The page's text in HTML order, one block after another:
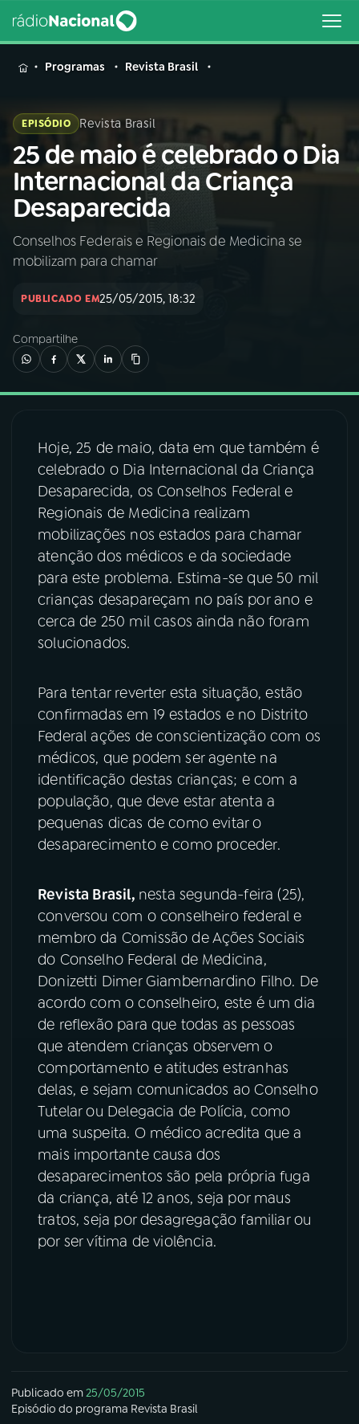
MENU
Buscar
na
Rádio
Nacional
Buscar
AO VIVO
INÍCIO
02A RÁDIO
03PROGRAMAÇÃO
04PROGRAMAS
PODCASTS
06VIDEOCASTS
ÚLTIMAS
ACOMPANHE A RÁDIO NACIONAL
YouTube
TikTok
Programas Revista Brasil
EPISÓDIO Revista Brasil
25 de maio é celebrado o Dia
Internacional da Criança
Desaparecida
Conselhos Federais e Regionais de Medicina se
mobilizam para chamar
PUBLICADO EM25/05/2015, 18:32
Compartilhe
Hoje, 25 de maio, data em que também é
celebrado o Dia Internacional da Criança
Desaparecida, os Conselhos Federal e
Regionais de Medicina realizam
mobilizações nos estados para chamar
atenção dos médicos e da sociedade
para este problema. Estima-se que 50 mil
crianças desapareçam no país por ano e
cerca de 250 mil casos ainda não foram
solucionados.
Para tentar reverter esta situação, estão
confirmadas em 19 estados e no Distrito
Federal ações de conscientização com os
médicos, que podem ser agente na
identificação destas crianças; e com a
população, que deve estar atenta a
pequenas dicas de como evitar o
desaparecimento e como proceder.
Revista Brasil, nesta segunda-feira (25),
conversou com o conselheiro federal e
membro da Comissão de Ações Sociais
do Conselho Federal de Medicina,
Donizetti Dimer Giambernardino Filho. De
acordo com o conselheiro, este é um dia
de reflexão para que todas as pessoas
que atendem crianças observem o
comportamento e atitudes estranhas
delas, e sejam comunicados ao Conselho
Tutelar ou Delegacia de Polícia, como
uma suspeita. O médico acredita que a
mais importante causa dos
desaparecimentos são pela própria fuga
da criança, até 12 anos, seja por maus
tratos, seja por desagregação familiar ou
por ser vítima de violência.
Publicado em25/05/2015
Episódio do programa Revista Brasil